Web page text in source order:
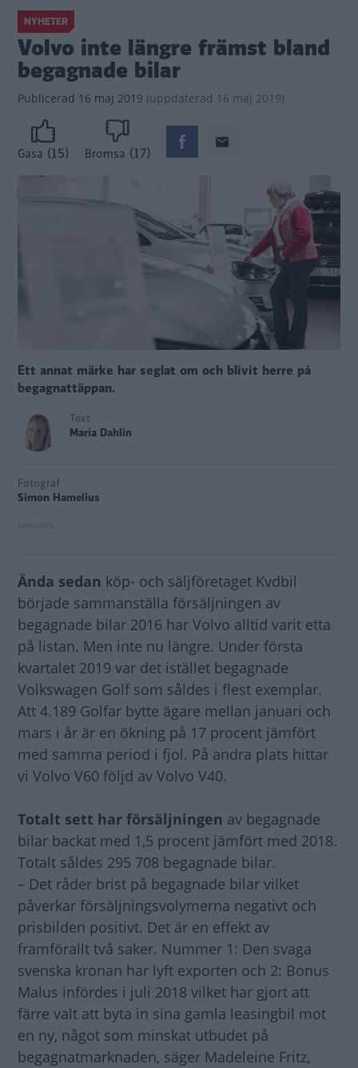
NYHETER
Volvo inte längre främst bland
begagnade bilar
Publicerad 16 maj 2019 (uppdaterad 16 maj 2019)
Gasa (15) Bromsa (17)
Ett annat märke har seglat om och blivit herre på
begagnattäppan.
Text
Maria Dahlin
Fotograf
Simon Hamelius
Ända sedan köp- och säljföretaget Kvdbil
började sammanställa försäljningen av
begagnade bilar 2016 har Volvo alltid varit etta
på listan. Men inte nu längre. Under första
kvartalet 2019 var det istället begagnade
Volkswagen Golf som såldes i flest exemplar.
Att 4.189 Golfar bytte ägare mellan januari och
mars i år är en ökning på 17 procent jämfört
med samma period i fjol. På andra plats hittar
vi Volvo V60 följd av Volvo V40.
Totalt sett har försäljningen av begagnade
bilar backat med 1,5 procent jämfört med 2018.
Totalt såldes 295 708 begagnade bilar.
– Det råder brist på begagnade bilar vilket
påverkar försäljningsvolymerna negativt och
prisbilden positivt. Det är en effekt av
framförallt två saker. Nummer 1: Den svaga
svenska kronan har lyft exporten och 2: Bonus
Malus infördes i juli 2018 vilket har gjort att
färre valt att byta in sina gamla leasingbil mot
en ny, något som minskat utbudet på
begagnatmarknaden, säger Madeleine Fritz,